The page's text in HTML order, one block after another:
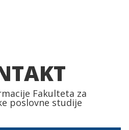
Fakulteta za
poslovne studije